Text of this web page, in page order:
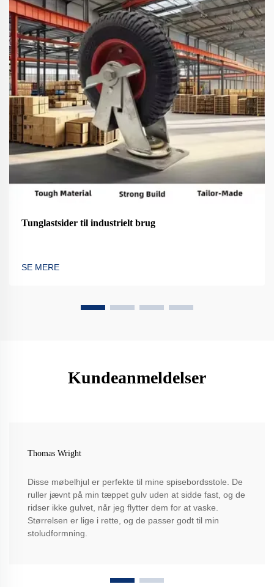
Tunglastsider til industrielt brug
SE MERE
Kundeanmeldelser
Thomas Wright
Disse møbelhjul er perfekte til mine spisebordsstole. De
ruller jævnt på min tæppet gulv uden at sidde fast, og de
ridser ikke gulvet, når jeg flytter dem for at vaske.
Størrelsen er lige i rette, og de passer godt til min
stoludformning.